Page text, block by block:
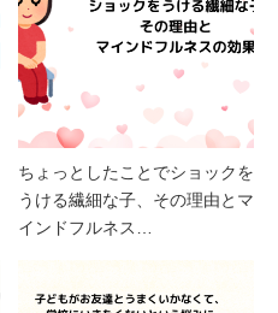
ちょっとしたことでショックを
うける繊細な子、その理由とマ
インドフルネス…